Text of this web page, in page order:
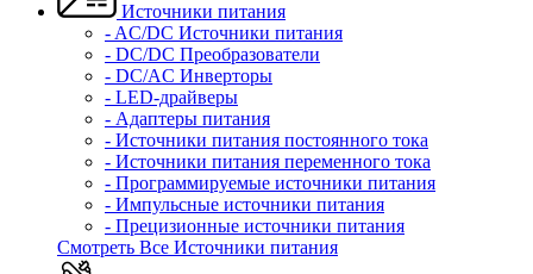
Источники питания
- AC/DC Источники питания
- DC/DC Преобразователи
- DC/AC Инверторы
- LED-драйверы
- Адаптеры питания
- Источники питания постоянного тока
- Источники питания переменного тока
- Программируемые источники питания
- Импульсные источники питания
- Прецизионные источники питания
Смотреть Все Источники питания